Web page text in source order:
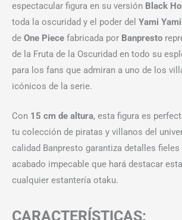
espectacular figura en su versión Black
toda la oscuridad y el poder del Yami
de One Piece fabricada por Banpresto
de la Fruta de la Oscuridad en todo su
para los fans que admiran a uno de los
icónicos de la serie.
Con 15 cm de altura, esta figura es
tu colección de piratas y villanos del
calidad Banpresto garantiza detalles
acabado impecable que hará destacar
cualquier estantería otaku.
CARACTERÍSTICAS: